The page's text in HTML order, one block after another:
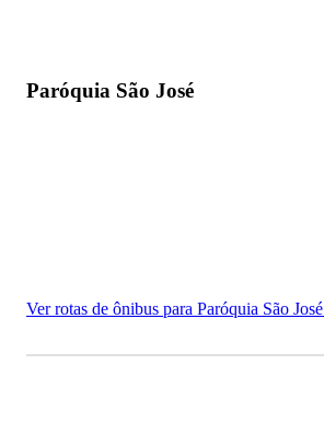
Paróquia São José
Ver rotas de ônibus para Paróquia São José